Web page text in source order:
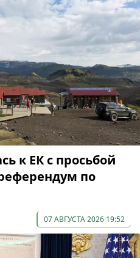
к ЕК с просьбой
по
07 АВГУСТА 2026 19:52